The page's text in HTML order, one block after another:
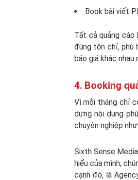
Book bài viết
Tất cả quảng
đúng tôn chỉ, phù
báo giá khác
4. Booking
Vì mỗi tháng chỉ
dựng nội dung
chuyên nghiệp
Sixth Sense
hiểu của mình,
cạnh đó, là